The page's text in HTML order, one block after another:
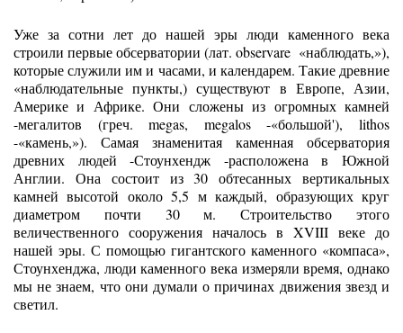
Уже за сотни лет до нашей эры люди каменного века
строили первые обсерватории (лат. observare «наблюдать,»),
которые служили им и часами, и календарем. Такие древние
«наблюдательные пункты,) существуют в Европе, Азии,
Америке и Африке. Они сложены из огромных камней
-мегалитов (греч. megas, megalos -«большой'), lithos
-«камень,»). Самая знаменитая каменная обсерватория
древних людей -Стоунхендж -расположена в Южной
Англии. Она состоит из 30 обтесанных вертикальных
камней высотой около 5,5 м каждый, образующих круг
диаметром почти 30 м. Строительство этого
величественного сооружения началось в XVIII веке до
нашей эры. С помощью гигантского каменного «компаса»,
Стоунхенджа, люди каменного века измеряли время, однако
мы не знаем, что они думали о причинах движения звезд и
светил.